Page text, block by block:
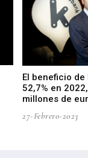
El beneficio
52,7% en
millones de
27-Febrero-2023